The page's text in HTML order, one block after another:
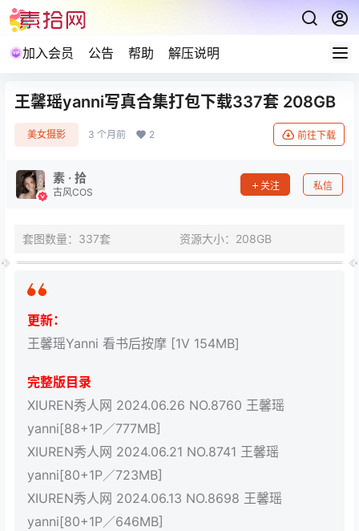
加入会员 公告 帮助 解压说明
王馨瑶yanni写真合集打包下载337套 208GB
美女摄影 3 个月前 2 前往下载
素 · 拾
古风COS
关注 私信
套图数量：337套 资源大小：208GB
更新：
王馨瑶Yanni 看书后按摩 [1V 154MB]
完整版目录
XIUREN秀人网 2024.06.26 NO.8760 王馨瑶
yanni[88+1P／777MB]
XIUREN秀人网 2024.06.21 NO.8741 王馨瑶
yanni[80+1P／723MB]
XIUREN秀人网 2024.06.13 NO.8698 王馨瑶
yanni[80+1P／646MB]